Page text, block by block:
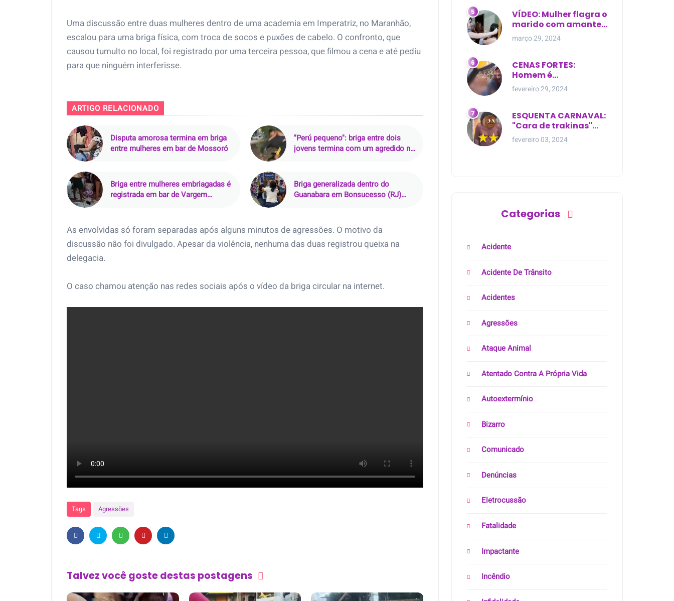
Uma discussão entre duas mulheres dentro de uma academia em Imperatriz, no Maranhão,
escalou para uma briga física, com troca de socos e puxões de cabelo. O confronto, que
causou tumulto no local, foi registrado por uma terceira pessoa, que filmou a cena e até pediu
para que ninguém interferisse.
ARTIGO RELACIONADO
Disputa amorosa termina em briga
entre mulheres em bar de Mossoró
"Perú pequeno": briga entre dois
jovens termina com um agredido no
Briga entre mulheres embriagadas é
registrada em bar de Vargem
Briga generalizada dentro do
Guanabara em Bonsucesso (RJ)
As envolvidas só foram separadas após alguns minutos de agressões. O motivo da
discussão não foi divulgado. Apesar da violência, nenhuma das duas registrou queixa na
delegacia.
O caso chamou atenção nas redes sociais após o vídeo da briga circular na internet.
Tags Agressões
Talvez você goste destas postagens
VÍDEO: Mulher flagra o
marido com amante
dentro da própria
residência
março 29, 2024
CENAS FORTES:
Homem é
brutalmente atacado
e morto a golpes de
fevereiro 29, 2024
ESQUENTA CARNAVAL:
"Cara de trakinas"
dança seminua no
meio da rua na Bahia
fevereiro 03, 2024
Categorias
Acidente
Acidente De Trânsito
Acidentes
Agressões
Ataque Animal
Atentado Contra A Própria Vida
Autoextermínio
Bizarro
Comunicado
Denúncias
Eletrocussão
Fatalidade
Impactante
Incêndio